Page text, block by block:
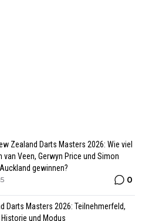
Zealand Darts Masters 2026: Wie viel
van Veen, Gerwyn Price und Simon
gewinnen?
0
Darts Masters 2026: Teilnehmerfeld,
und Modus